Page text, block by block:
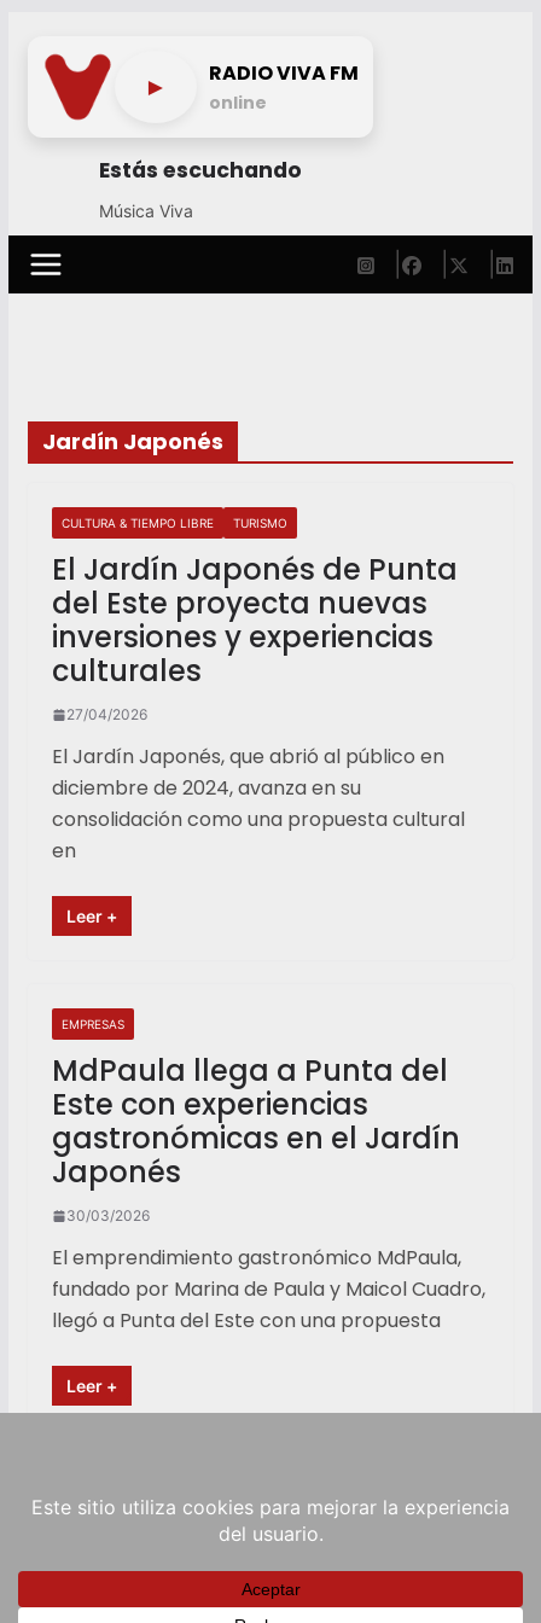
content
► RADIO VIVA FM
online
Estás escuchando
Música Viva
Jardín Japonés
CULTURA & TIEMPO LIBRE TURISMO
El Jardín Japonés de Punta
del Este proyecta nuevas
inversiones y experiencias
culturales
27/04/2026
El Jardín Japonés, que abrió al público en
diciembre de 2024, avanza en su
consolidación como una propuesta cultural
en
Leer +
EMPRESAS
MdPaula llega a Punta del
Este con experiencias
gastronómicas en el Jardín
Japonés
30/03/2026
El emprendimiento gastronómico MdPaula,
fundado por Marina de Paula y Maicol Cuadro,
llegó a Punta del Este con una propuesta
Leer +
RadioViva FM. Powered by